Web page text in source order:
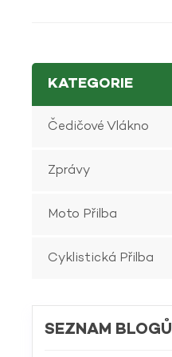
KATEGORIE
Čedičové Vlákno
Zprávy
Moto Přilba
Cyklistická Přilba
SEZNAM BLOGŮ